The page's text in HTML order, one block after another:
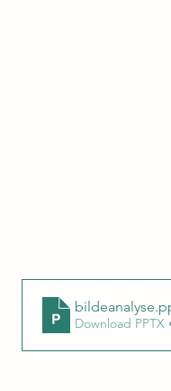
bildeanalyse
Download PPTX